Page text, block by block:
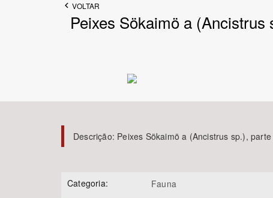
Povo Indígena
Área de Levantamento
VOLTAR
Peixes Sökaimö a
Descrição: Peixes Sökaimö a (Ancistrus sp.),
Categoria: Fauna